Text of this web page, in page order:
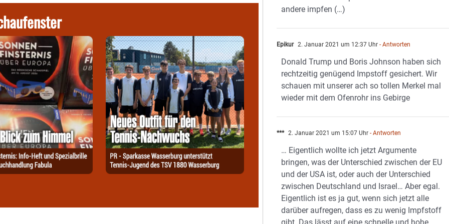
andere impfen (…)
Epikur 2. Januar 2021 um 12:37 Uhr - Antworten
Donald Trump und Boris Johnson haben sich
rechtzeitig genügend Impstoff gesichert. Wir
schauen mit unserer ach so tollen Merkel mal
wieder mit dem Ofenrohr ins Gebirge
*** 2. Januar 2021 um 15:07 Uhr - Antworten
… Eigentlich wollte ich jetzt Argumente
bringen, was der Unterschied zwischen der EU
und der USA ist, oder auch der Unterschied
zwischen Deutschland und Israel… Aber egal.
Eigentlich ist es ja gut, wenn sich jetzt alle
darüber aufregen, dass es zu wenig Impfstoff